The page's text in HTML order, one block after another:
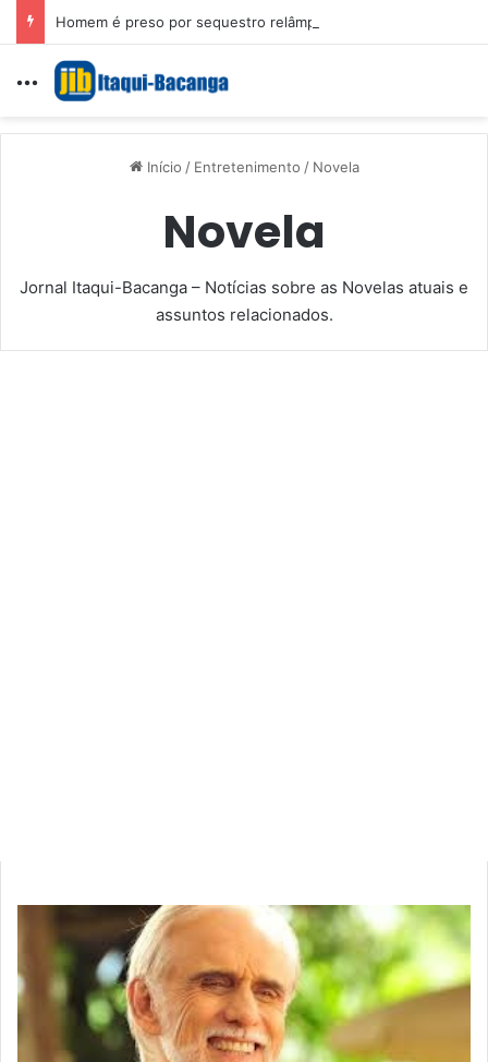
Menu
Início / Entretenimento / Novela
Novela
Jornal Itaqui-Bacanga – Notícias sobre as Novelas atuais e
assuntos relacionados.